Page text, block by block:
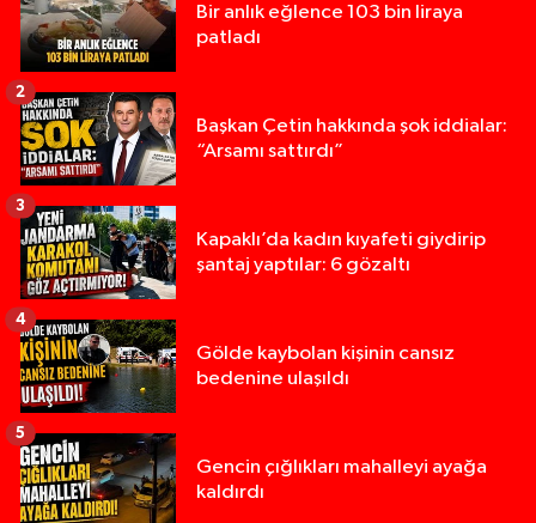
Bir anlık eğlence 103 bin liraya
patladı
Başkan Çetin hakkında şok iddialar:
“Arsamı sattırdı”
2
Kapaklı’da kadın kıyafeti giydirip
şantaj yaptılar: 6 gözaltı
3
Gölde kaybolan kişinin cansız
bedenine ulaşıldı
4
Gencin çığlıkları mahalleyi ayağa
kaldırdı
5